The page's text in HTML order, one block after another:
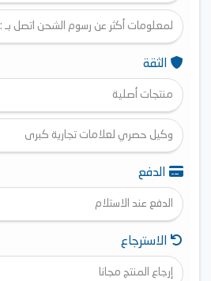
لمعلومات أكثر عن رسوم الشحن اتصل بـ : 01116828111
الثقة
منتجات أصلية
وكيل حصري لعلامات تجارية كبرى
الدفع
الدفع عند الاستلام
الاسترجاع
إرجاع المنتج مجانا